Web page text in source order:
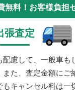
無料！お客様負担
張査定
配慮して、一般車も
また、査定金額にご
もキャンセル料は一